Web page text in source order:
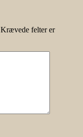
Krævede felter er